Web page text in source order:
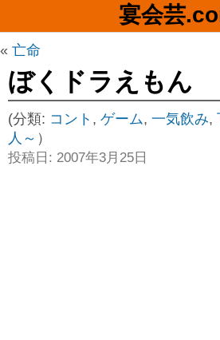
宴会芸
« 亡命
ぼくドラえもん
(分類: コント , ゲーム, 一気飲み,
人～ ）
投稿日: 2007年3月25日